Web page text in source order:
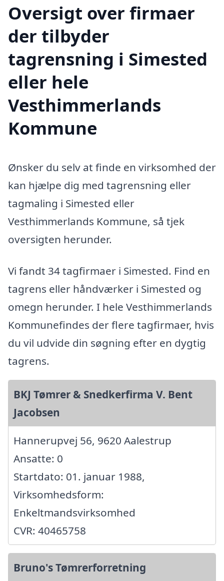
Oversigt over firmaer
der tilbyder
tagrensning i Simested
eller hele
Vesthimmerlands
Kommune
Ønsker du selv at finde en virksomhed der
kan hjælpe dig med tagrensning eller
tagmaling i Simested eller
Vesthimmerlands Kommune, så tjek
oversigten herunder.
Vi fandt 34 tagfirmaer i Simested. Find en
tagrens eller håndværker i Simested og
omegn herunder. I hele Vesthimmerlands
Kommunefindes der flere tagfirmaer, hvis
du vil udvide din søgning efter en dygtig
tagrens.
BKJ Tømrer & Snedkerfirma V. Bent
Jacobsen
Hannerupvej 56, 9620 Aalestrup
Ansatte: 0
Startdato: 01. januar 1988,
Virksomhedsform:
Enkeltmandsvirksomhed
CVR: 40465758
Bruno's Tømrerforretning